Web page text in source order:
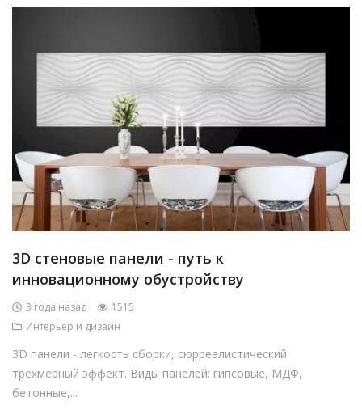
3D стеновые панели - путь к
инновационному обустройству
3 года назад
1515
Интерьер и дизайн
3D панели - легкость сборки, сюрреалистический
трехмерный эффект. Виды панелей: гипсовые, МДФ,
бетонные,...